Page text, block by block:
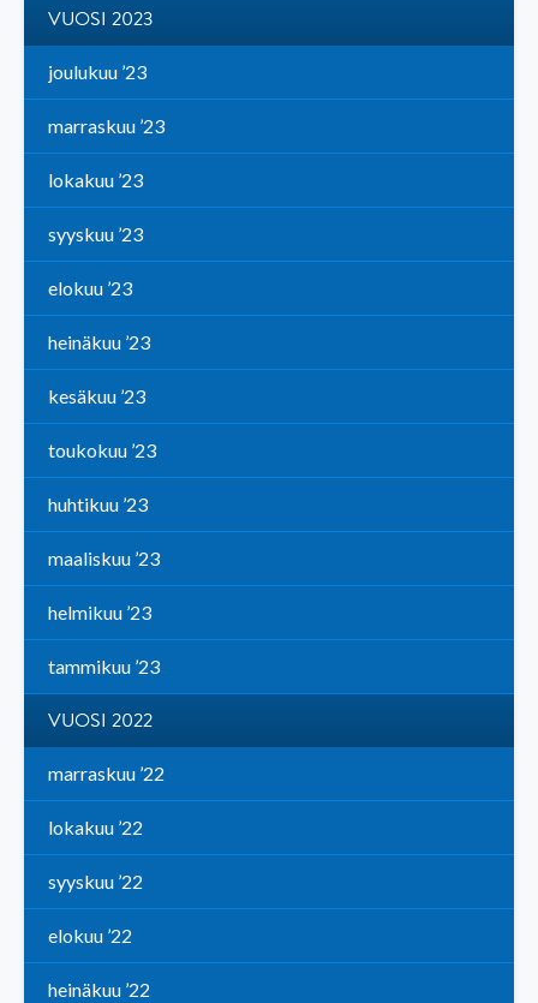
VUOSI 2023
joulukuu ’23
marraskuu ’23
lokakuu ’23
syyskuu ’23
elokuu ’23
heinäkuu ’23
kesäkuu ’23
toukokuu ’23
huhtikuu ’23
maaliskuu ’23
helmikuu ’23
tammikuu ’23
VUOSI 2022
marraskuu ’22
lokakuu ’22
syyskuu ’22
elokuu ’22
heinäkuu ’22